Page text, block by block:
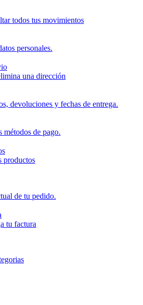
todos tus movimientos
personales.
una dirección
devoluciones y fechas de entrega.
métodos de pago.
productos
de tu pedido.
tu factura